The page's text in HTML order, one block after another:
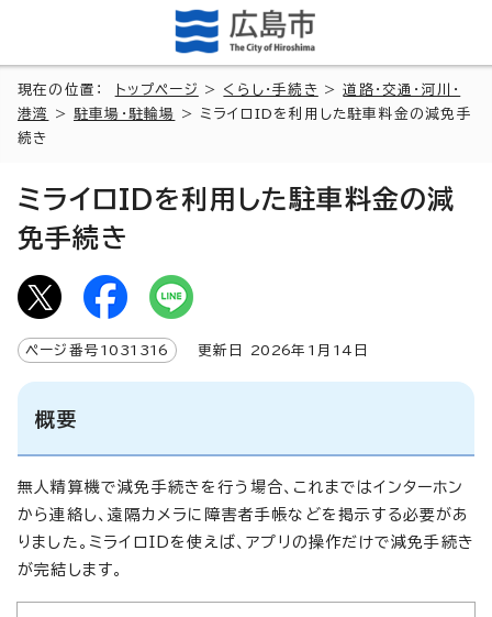
現在の位置： トップページ > くらし・手続き >道路・交通・河川・
港湾
> 駐車場・駐輪場
> ミライロIDを利用した駐車料金の減免手
続き
ミライロIDを利用した駐車料金の減
免手続き
ページ番号 1031316 更新日 2026年1月 14 日
概要
無人精算機で減免手続きを行う場合、これまではインターホン
から連絡し、遠隔カメラに障害者手帳などを掲示する必要があ
りました。ミライロIDを使えば、アプリの操作だけで減免手続き
が完結します。